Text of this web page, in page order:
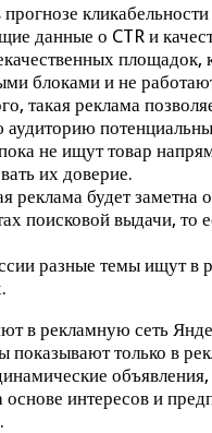
данные о CTR и
площадок,
блоками и не
такая реклама
не ищут товар
их доверие.
реклама будет заметна
поисковой выдачи, то
разные темы ищут в
в рекламную сеть
показывают только в
интересов и